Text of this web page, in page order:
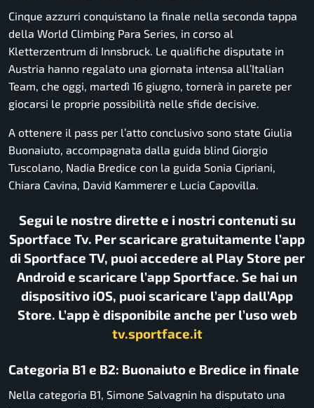
Cinque azzurri conquistano la finale nella seconda tappa
della World Climbing Para Series, in corso al
Kletterzentrum di Innsbruck. Le qualifiche disputate in
Austria hanno regalato una giornata intensa all’Italian
Team, che oggi, martedì 16 giugno, tornerà in parete per
giocarsi le proprie possibilità nelle sfide decisive.
A ottenere il pass per l’atto conclusivo sono state Giulia
Buonaiuto, accompagnata dalla guida blind Giorgio
Tuscolano, Nadia Bredice con la guida Sonia Cipriani,
Chiara Cavina, David Kammerer e Lucia Capovilla.
Segui le nostre dirette e i nostri contenuti su
Sportface Tv. Per scaricare gratuitamente l’app
di Sportface TV, puoi accedere al Play Store per
Android e scaricare l’app Sportface. Se hai un
dispositivo iOS, puoi scaricare l’app dall’App
Store. L’app è disponibile anche per l’uso web
tv.sportface.it
Categoria B1 e B2: Buonaiuto e Bredice in finale
Nella categoria B1, Simone Salvagnin ha disputato una